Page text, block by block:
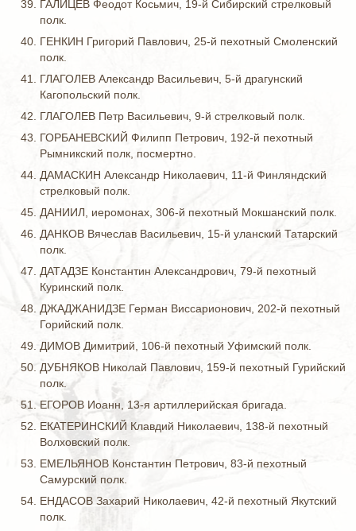
ГАЛИЦЕВ Феодот Косьмич, 19-й Сибирский стрелковый
полк.
ГЕНКИН Григорий Павлович, 25-й пехотный Смоленский
полк.
ГЛАГОЛЕВ Александр Васильевич, 5-й драгунский
Кагопольский полк.
ГЛАГОЛЕВ Петр Васильевич, 9-й стрелковый полк.
ГОРБАНЕВСКИЙ Филипп Петрович, 192-й пехотный
Рымникский полк, посмертно.
ДАМАСКИН Александр Николаевич, 11-й Финляндский
стрелковый полк.
ДАНИИЛ, иеромонах, 306-й пехотный Мокшанский полк.
ДАНКОВ Вячеслав Васильевич, 15-й уланский Татарский
полк.
ДАТАДЗЕ Константин Александрович, 79-й пехотный
Куринский полк.
ДЖАДЖАНИДЗЕ Герман Виссарионович, 202-й пехотный
Горийский полк.
ДИМОВ Димитрий, 106-й пехотный Уфимский полк.
ДУБНЯКОВ Николай Павлович, 159-й пехотный Гурийский
полк.
ЕГОРОВ Иоанн, 13-я артиллерийская бригада.
ЕКАТЕРИНСКИЙ Клавдий Николаевич, 138-й пехотный
Волховский полк.
ЕМЕЛЬЯНОВ Константин Петрович, 83-й пехотный
Самурский полк.
ЕНДАСОВ Захарий Николаевич, 42-й пехотный Якутский
полк.